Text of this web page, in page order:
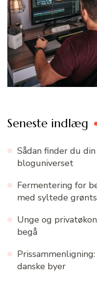
Seneste indlæg
Sådan finder du
bloguniverset
Fermentering for
med syltede
Unge og
begå
danske byer